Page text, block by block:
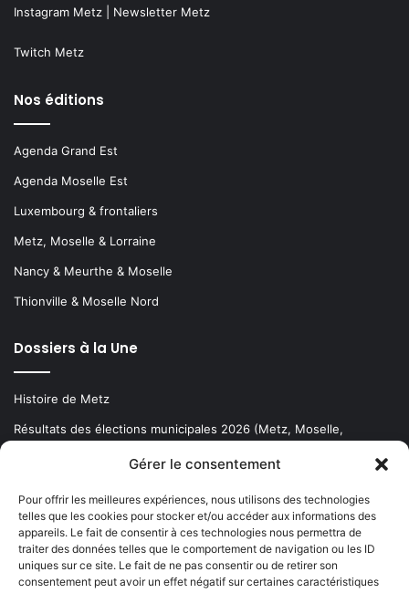
Gérer le consentement
Pour offrir les meilleures expériences, nous utilisons des technologies
telles que les cookies pour stocker et/ou accéder aux informations des
appareils. Le fait de consentir à ces technologies nous permettra de
traiter des données telles que le comportement de navigation ou les ID
uniques sur ce site. Le fait de ne pas consentir ou de retirer son
consentement peut avoir un effet négatif sur certaines caractéristiques
Instagram Metz Newsletter Metz
Twitch Metz
Nos éditions
Agenda Grand Est
Agenda Moselle Est
Luxembourg & frontaliers
Metz, Moselle & Lorraine
Nancy & Meurthe & Moselle
Thionville & Moselle Nord
Dossiers à la Une
Histoire de Metz
Résultats des élections municipales 2026 (Metz, Moselle,
Newsletter gratuite